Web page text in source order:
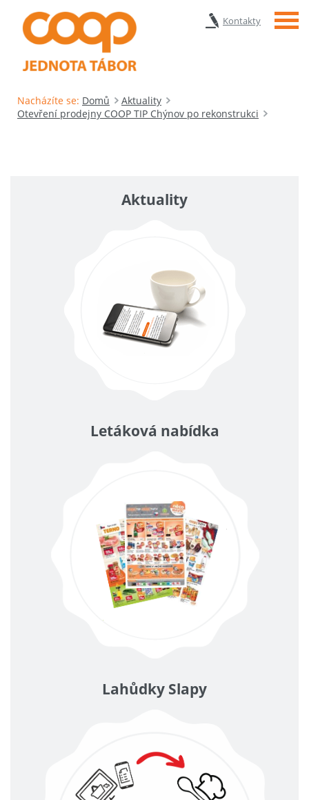
Kontakty Menu
Nacházíte se: Domů
Aktuality
Otevření prodejny COOP TIP Chýnov po rekonstrukci
Aktuality
Letáková nabídka
Lahůdky Slapy